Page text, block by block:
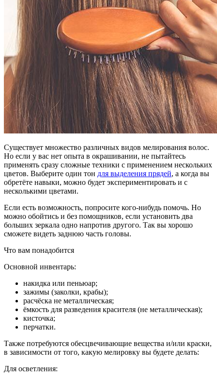
Существует множество различных видов мелирования волос.
Но если у вас нет опыта в окрашивании, не пытайтесь
применять сразу сложные техники с применением нескольких
цветов. Выберите один тон для выделения прядей, а когда вы
обретёте навыки, можно будет экспериментировать и с
несколькими цветами.
Если есть возможность, попросите кого-нибудь помочь. Но
можно обойтись и без помощников, если установить два
больших зеркала одно напротив другого. Так вы хорошо
сможете видеть заднюю часть головы.
Что вам понадобится
Основной инвентарь:
накидка или пеньюар;
зажимы (заколки, крабы);
расчёска не металлическая;
ёмкость для разведения красителя (не металлическая);
кисточка;
перчатки.
Также потребуются обесцвечивающие вещества и/или краски,
в зависимости от того, какую мелировку вы будете делать:
Для осветления: